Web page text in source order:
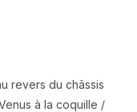
revers du châssis
à la coquille /